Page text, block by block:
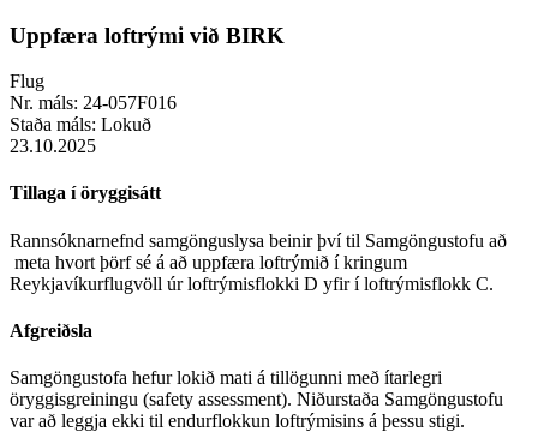
Uppfæra loftrými við BIRK
Flug
Nr. máls: 24-057F016
Staða máls: Lokuð
23.10.2025
Tillaga í öryggisátt
Rannsóknarnefnd samgönguslysa beinir því til Samgöngustofu að
meta hvort þörf sé á að uppfæra loftrýmið í kringum
Reykjavíkurflugvöll úr loftrýmisflokki D yfir í loftrýmisflokk C.
Afgreiðsla
Samgöngustofa hefur lokið mati á tillögunni með ítarlegri
öryggisgreiningu (safety assessment). Niðurstaða Samgöngustofu
var að leggja ekki til endurflokkun loftrýmisins á þessu stigi.